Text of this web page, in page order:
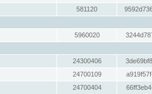
581120
5960020
24300406
24700109
24700404